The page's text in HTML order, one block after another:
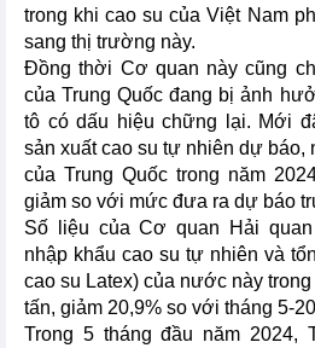
trong khi cao su của Việt Nam
sang thị trường này.
Đồng thời Cơ quan này cũng
của Trung Quốc đang bị ảnh
tô có dấu hiệu chững lại. Mới
sản xuất cao su tự nhiên dự báo,
của Trung Quốc trong năm
giảm so với mức đưa ra dự báo
Số liệu của Cơ quan Hải quan
nhập khẩu cao su tự nhiên và
cao su Latex) của nước này
tấn, giảm 20,9% so với tháng 5-
Trong 5 tháng đầu năm 2024,